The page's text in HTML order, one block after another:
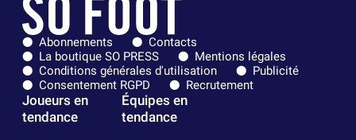
Abonnements
Contacts
La boutique SO PRESS
Mentions légales
Conditions générales d'utilisation
Publicité
Consentement RGPD
Recrutement
Joueurs en
tendance
Équipes en
tendance